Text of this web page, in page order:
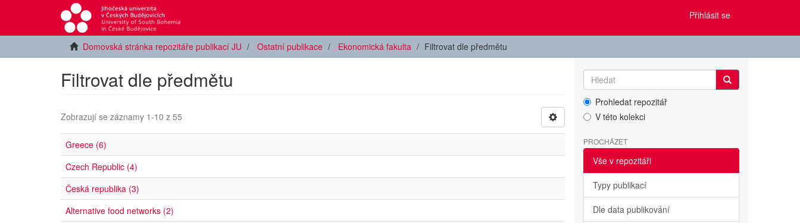
Přihlásit se
Domovská stránka repozitáře publikací JU Ostatní publikace Ekonomická fakulta Filtrovat dle předmětu
Filtrovat dle předmětu
Zobrazují se záznamy 1-10 z 55
Greece (6)
Czech Republic (4)
Česká republika (3)
Alternative food networks (2)
Prohledat repozitář
V této kolekci
PROCHÁZET
Vše v repozitáři
Typy publikací
Dle data publikování